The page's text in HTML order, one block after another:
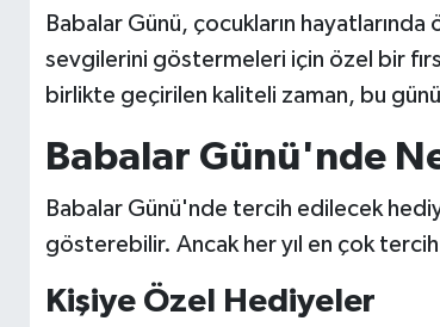
Babalar Günü, çocukların
sevgilerini göstermeleri için özel bir
birlikte geçirilen kaliteli zaman, bu
Babalar Günü'nde
Babalar Günü'nde tercih edilecek
gösterebilir. Ancak her yıl en çok
Kişiye Özel Hediyeler